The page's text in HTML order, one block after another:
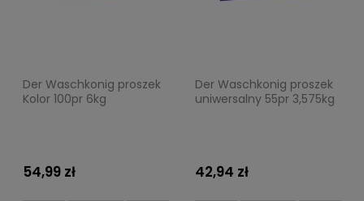
Der Waschkonig proszek
Kolor 100pr 6kg
54,99 zł
Der Waschkonig proszek
uniwersalny 55pr 3,575kg
42,94 zł